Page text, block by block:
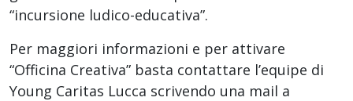
“incursione ludico-educativa”.
Per maggiori informazioni e per attivare
“Officina Creativa” basta contattare l’equipe di
Young Caritas Lucca scrivendo una mail a